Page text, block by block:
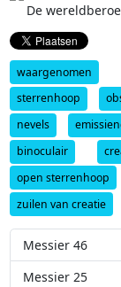
De
waargenomen
sterrenhoop
nevels
binoculair
open sterrenhoop
zuilen van creatie
Messier 46
Messier 25